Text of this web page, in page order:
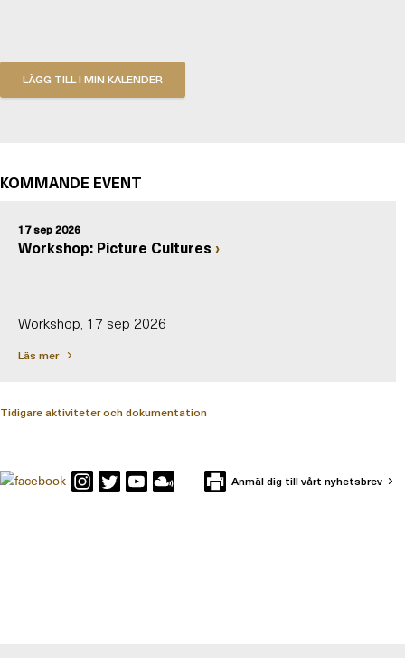
KOMMANDE EVENT
17 sep 2026
Workshop: Picture Cultures
Workshop, 17 sep 2026
Läs mer
Tidigare aktiviteter och dokumentation
Anmäl dig till vårt nyhetsbrev